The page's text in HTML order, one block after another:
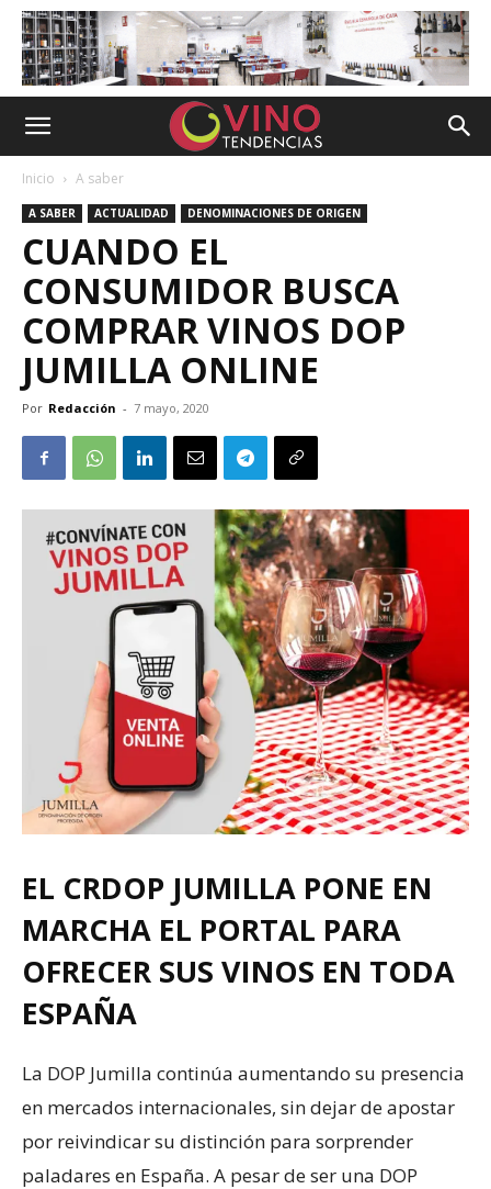
Inicio A saber
A SABER ACTUALIDAD DENOMINACIONES DE ORIGEN
CUANDO EL
CONSUMIDOR BUSCA
COMPRAR VINOS DOP
JUMILLA ONLINE
Por Redacción - 7 mayo, 2020
EL CRDOP JUMILLA PONE EN
MARCHA EL PORTAL PARA
OFRECER SUS VINOS EN TODA
ESPAÑA
La DOP Jumilla continúa aumentando su presencia
en mercados internacionales, sin dejar de apostar
por reivindicar su distinción para sorprender
paladares en España. A pesar de ser una DOP